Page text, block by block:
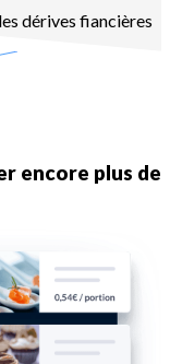
dérives fiancières
encore plus de